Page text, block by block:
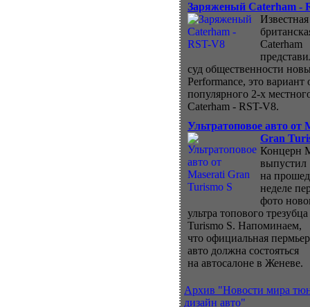
Заряженый Caterham -
Известная
Caterham
суд общественности
Performance, это вариант
популярного 2-х
Caterham - RST-V8.
Ультратоповое авто от
Gran
Концерн
выпустил
на
неделе
фото
ультра топового
Turismo S. Напоминаем,
что официальная
авто должна состояться
на автосалоне в Женеве.
Архив "Новости мира
дизайн авто"